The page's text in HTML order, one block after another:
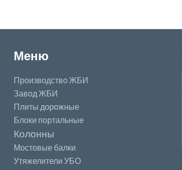
Меню
Производство ЖБИ
Завод ЖБИ
Плиты дорожные
Блоки портальные
Колонны
Мостовые балки
Утяжелители УБО